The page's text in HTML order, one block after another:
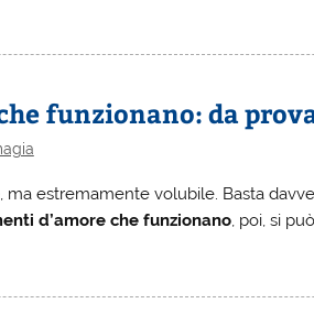
funzionano: da
ma estremamente volubile. Basta
d’amore che funzionano, poi, si